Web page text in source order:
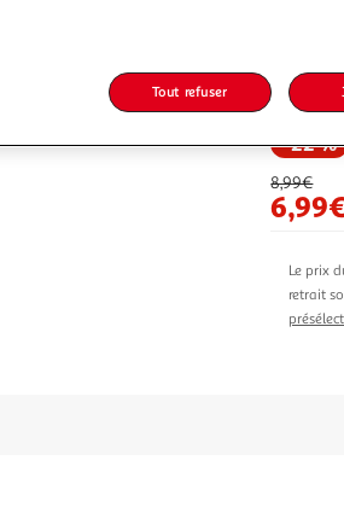
Vendu
-22 %
8,99€
Le prix
retrait
Tout refuser